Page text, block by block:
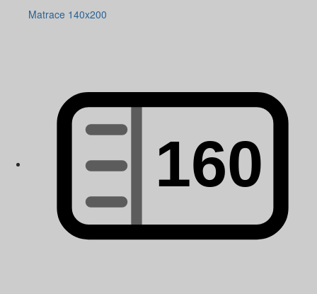
Matrace 140x200